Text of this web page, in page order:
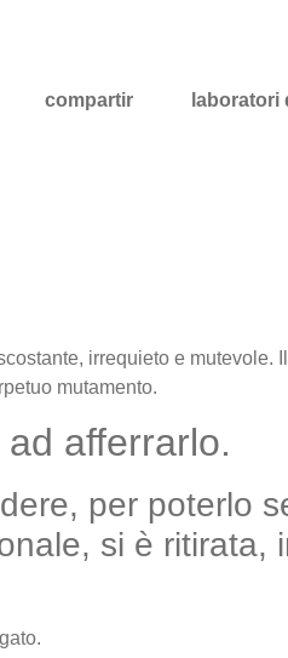
compartir laboratori
irrequieto e
mutamento.
afferrarlo.
per poterlo
si è ritirata,